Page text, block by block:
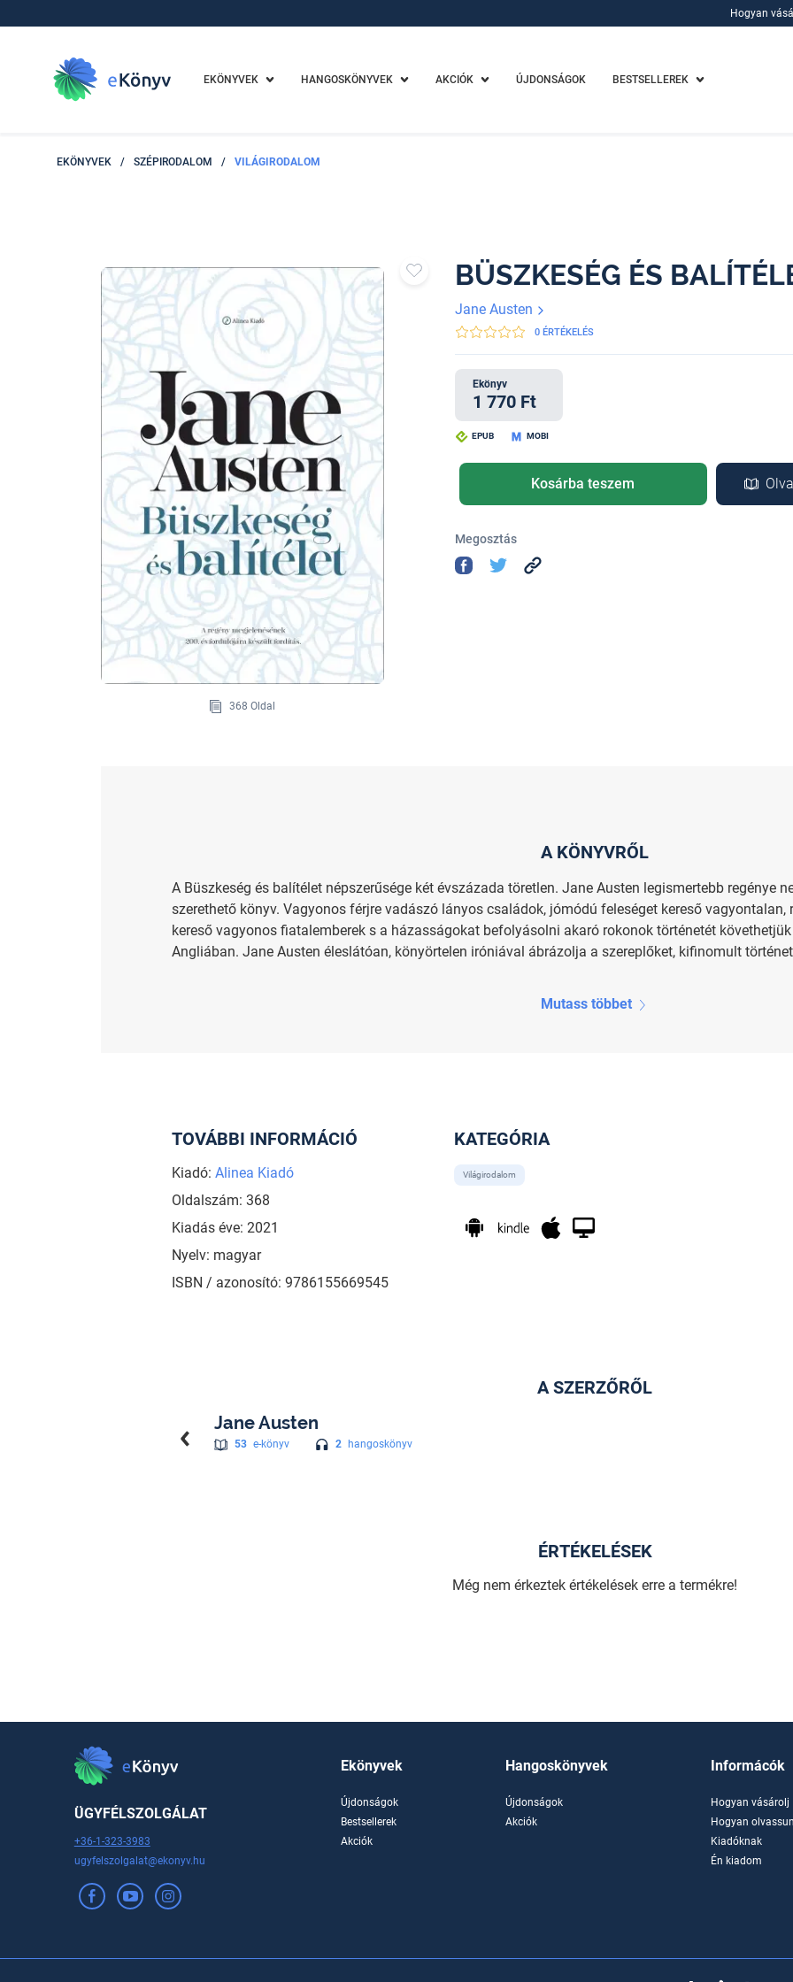
Hogyan
EKÖNYVEK HANGOSKÖNYVEK AKCIÓK ÚJDONSÁGOK BESTSELLEREK
EKÖNYVEK / SZÉPIRODALOM / VILÁGIRODALOM
368 Oldal
BÜSZKESÉG ÉS
Jane Austen
0 ÉRTÉKELÉS
Ekönyv
1 770 Ft
EPUB MOBI
Kosárba teszem
Megosztás
A KÖNYVRŐL
A Büszkeség és balítélet népszerűsége két évszázada töretlen. Jane Austen legismertebb regénye
szerethető könyv. Vagyonos férjre vadászó lányos családok, jómódú feleséget kereső
kereső vagyonos fiatalemberek s a házasságokat befolyásolni akaró rokonok történetét
Angliában. Jane Austen éleslátóan, könyörtelen iróniával ábrázolja a szereplőket, kifinomult
Mutass többet
TOVÁBBI INFORMÁCIÓ
Kiadó: Alinea Kiadó
Oldalszám: 368
Kiadás éve: 2021
Nyelv: magyar
ISBN / azonosító: 9786155669545
KATEGÓRIA
Világirodalom
A SZERZŐRŐL
Jane Austen
53 e-könyv 2 hangoskönyv
ÉRTÉKELÉSEK
Még nem érkeztek értékelések erre a termékre!
ÜGYFÉLSZOLGÁLAT
+36-1-323-3983
ugyfelszolgalat@ekonyv.hu
Ekönyvek
Újdonságok
Bestsellerek
Akciók
Hangoskönyvek
Újdonságok
Akciók
Informácók
Hogyan vásárolj
Hogyan
Kiadóknak
Én kiadom